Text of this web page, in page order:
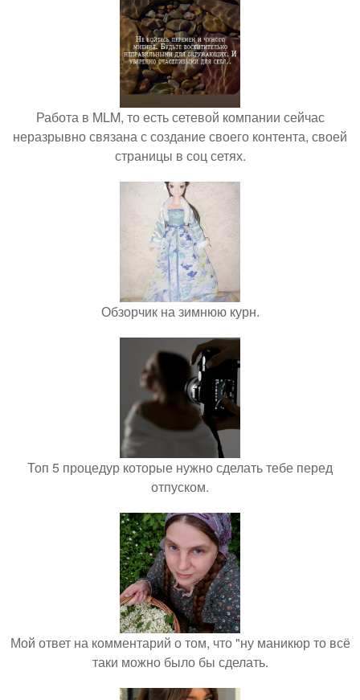
Работа в MLM, то есть сетевой компании сейчас
неразрывно связана с создание своего контента, своей
страницы в соц сетях.
Обзорчик на зимнюю курн.
Топ 5 процедур которые нужно сделать тебе перед
отпуском.
Мой ответ на комментарий о том, что "ну маникюр то всё
таки можно было бы сделать.